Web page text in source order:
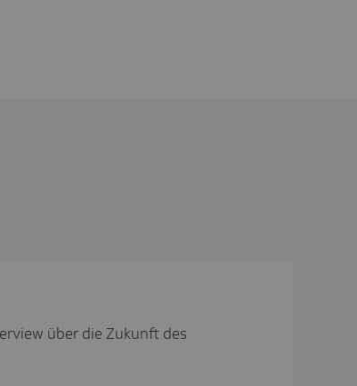
über die Zukunft des